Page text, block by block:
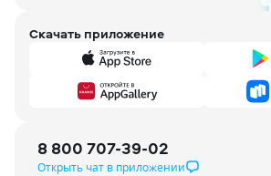
Скачать приложение
8 800 707-39-02
Открыть чат в приложении